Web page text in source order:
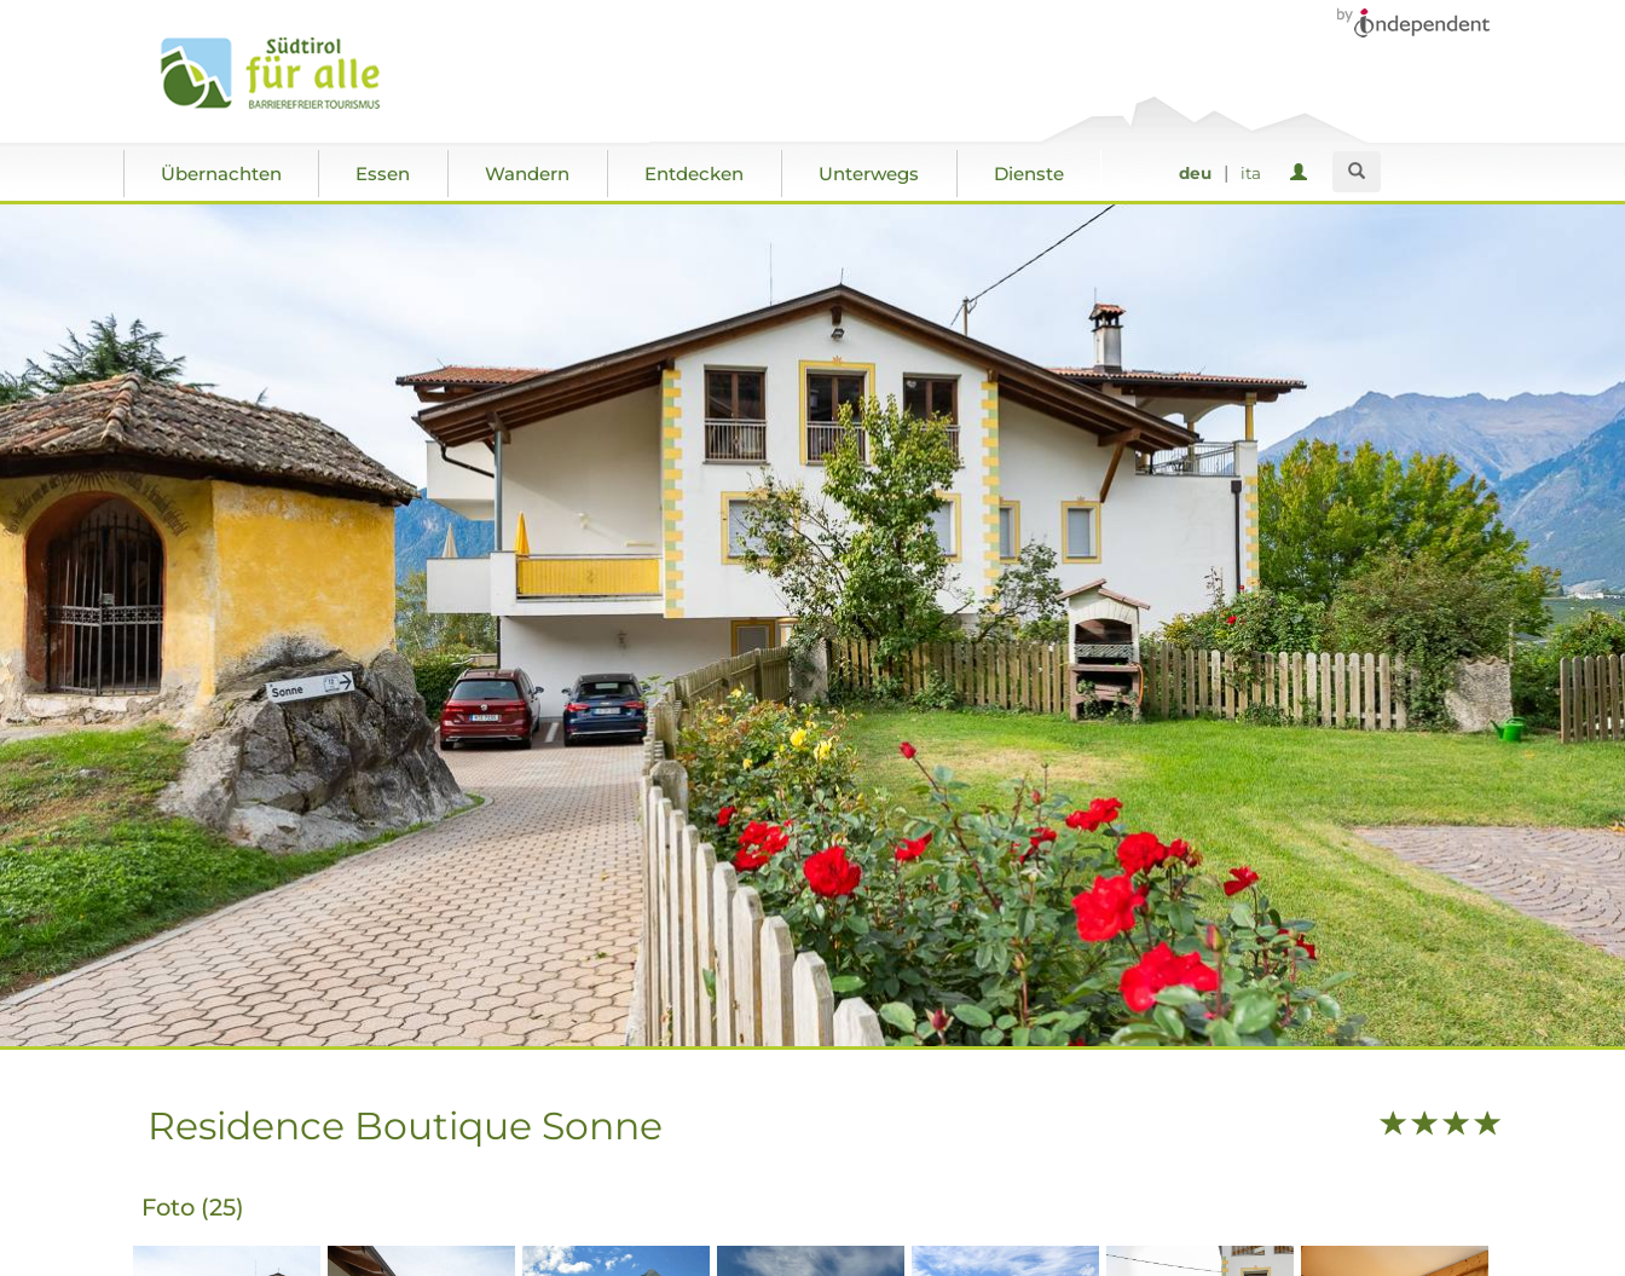
Übernachten Essen Wandern Entdecken Unterwegs Dienste deu | ita
Residence Boutique Sonne
Foto (25)